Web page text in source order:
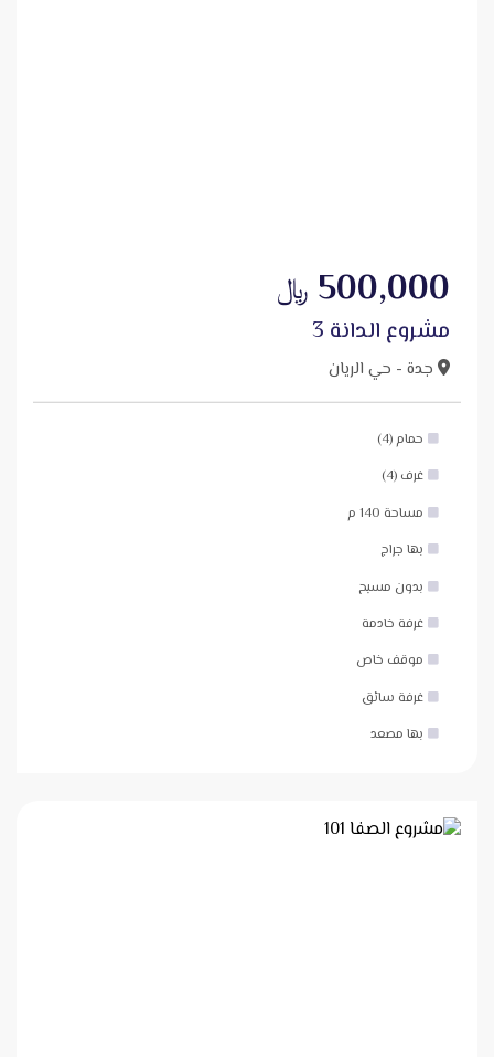
500,000 ﷼
مشروع الدانة 3
جدة - حي الريان
حمام (4)
غرف (4)
مساحة 140 م
بها جراج
بدون مسبح
غرفة خادمة
موقف خاص
غرفة سائق
بها مصعد